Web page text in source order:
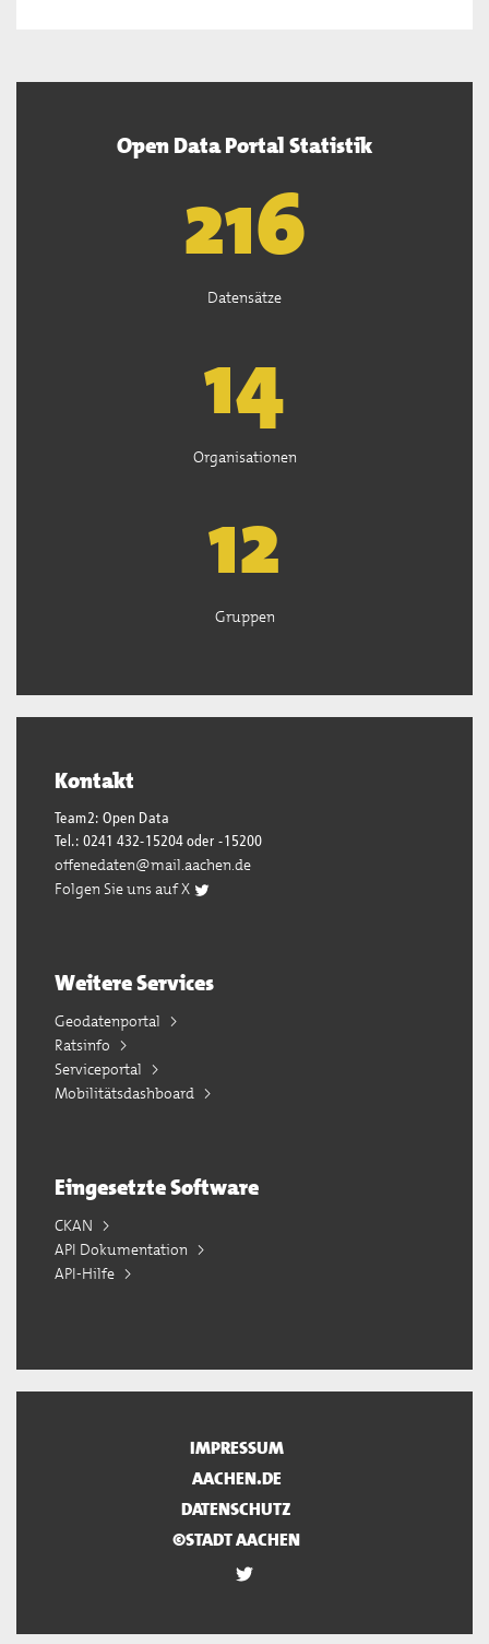
Open Data Portal Statistik
219
Datensätze
14
Organisationen
13
Gruppen
Kontakt
Team2: Open Data
Tel.: 0241 432-15204 oder -15200
offenedaten@mail.aachen.de
Folgen Sie uns auf X
Weitere Services
Geodatenportal
Ratsinfo
Serviceportal
Mobilitätsdashboard
Eingesetzte Software
CKAN
API Dokumentation
API-Hilfe
IMPRESSUM
AACHEN.DE
DATENSCHUTZ
©STADT AACHEN